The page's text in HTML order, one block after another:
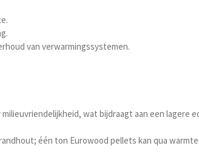
van verwarmingssystemen.
wat bijdraagt aan een lagere
één ton Eurowood pellets kan qua